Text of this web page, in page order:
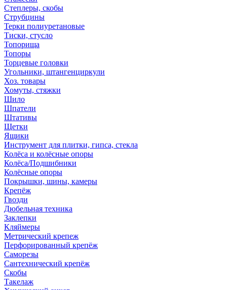
Степлеры, скобы
Струбцины
Терки полиуретановые
Тиски, стусло
Топорища
Топоры
Торцевые головки
Угольники, штангенциркули
Хоз. товары
Хомуты, стяжки
Шило
Шпатели
Штативы
Щетки
Ящики
Инструмент для плитки, гипса, стекла
Колёса и колёсные опоры
Колёса/Подшибники
Колёсные опоры
Покрышки, шины, камеры
Крепёж
Гвозди
Дюбельная техника
Заклепки
Кляймеры
Метрический крепеж
Перфорированный крепёж
Саморезы
Сантехнический крепёж
Скобы
Такелаж